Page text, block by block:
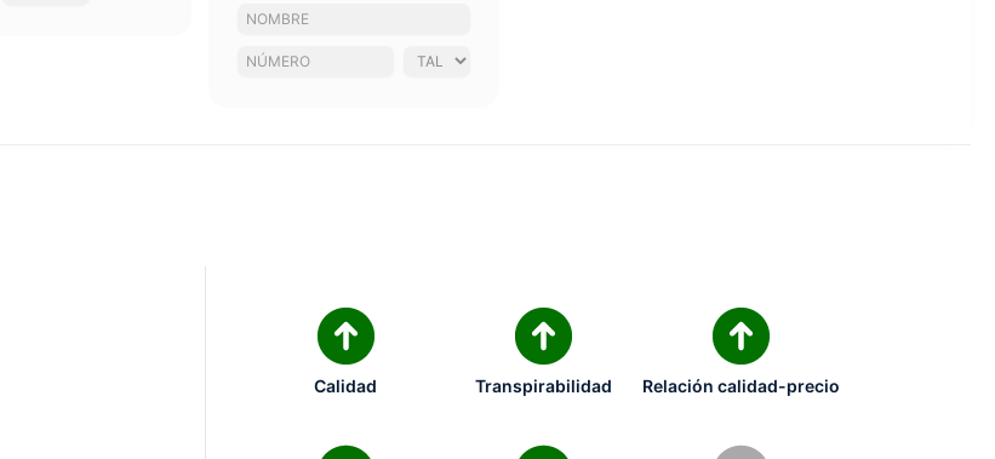
Calidad Transpirabilidad Relación calidad-precio